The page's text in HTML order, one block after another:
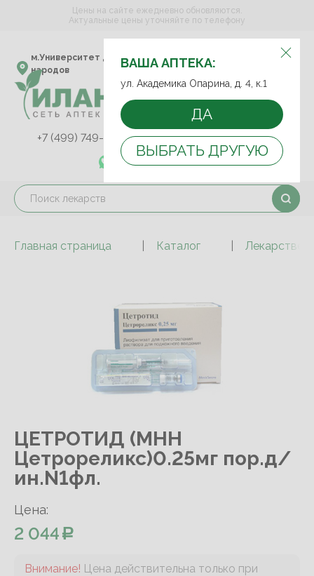
ВЫБЕРИТЕ АПТЕКУ:
м.Университет дружбы
народов
ул. Академика Опарина,
д. 4, к.1
ВАША АПТЕКА:
ул. Академика Опарина, д. 4, к.1
ДА
ВЫБРАТЬ ДРУГУЮ
Цены на сайте ежедневно обновляются.
Актуальные цены уточняйте по телефону
+7 (499) 749-75-92
+7 (499) 749-74-89
+7 (989) 579-78-73
Главная страница Каталог
ЦЕТРОТИД (МНН
Цетрореликс)0.25мг пор.д/
ин.N1фл.
Цена:
2 044
Внимание! Цена действительна только при